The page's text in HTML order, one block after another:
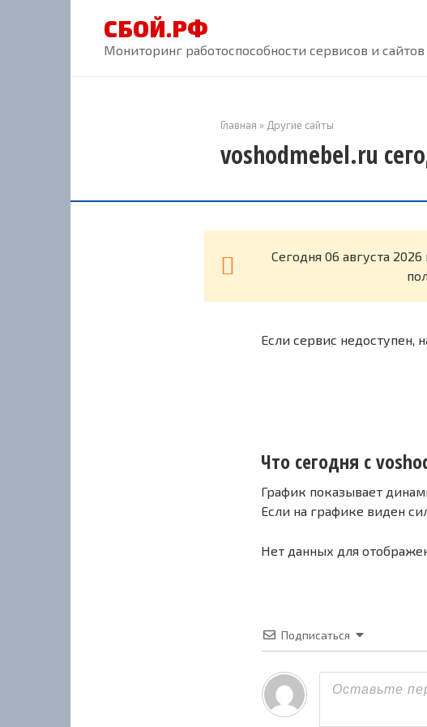
СБОЙ.РФ
Мониторинг работоспособности сервисов и
Главная » Другие сайты
voshodmebel.ru
Cегодня 06 августа
Если сервис недоступен,
Что сегодня с
График показывает
Если на графике виден
Нет данных для
Подписаться